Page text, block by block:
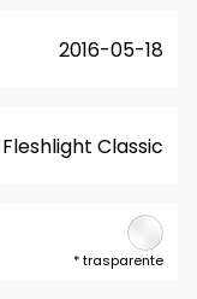
2016-05-18
Fleshlight Classic
*trasparente